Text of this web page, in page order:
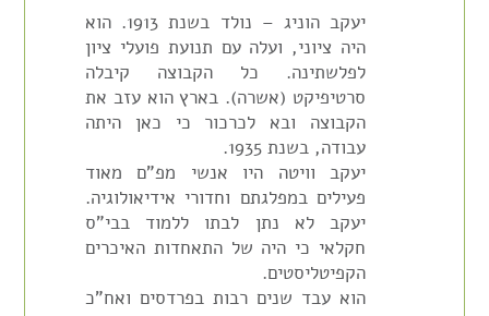
יעקב הוניג – נולד בשנת 1913. הוא
היה ציוני, ועלה עם תנועת פועלי ציון
לפלשתינה. כל הקבוצה קיבלה
סרטיפיקט (אשרה). בארץ הוא עזב את
הקבוצה ובא לכרכור כי כאן היתה
עבודה, בשנת 1935.
יעקב וויטה היו אנשי מפ"ם מאוד
פעילים במפלגתם וחדורי אידיאולוגיה.
יעקב לא נתן לבתו ללמוד בבי"ס
חקלאי כי היה של התאחדות האיכרים
הקפיטליסטים.
הוא עבד שנים רבות בפרדסים ואח"כ